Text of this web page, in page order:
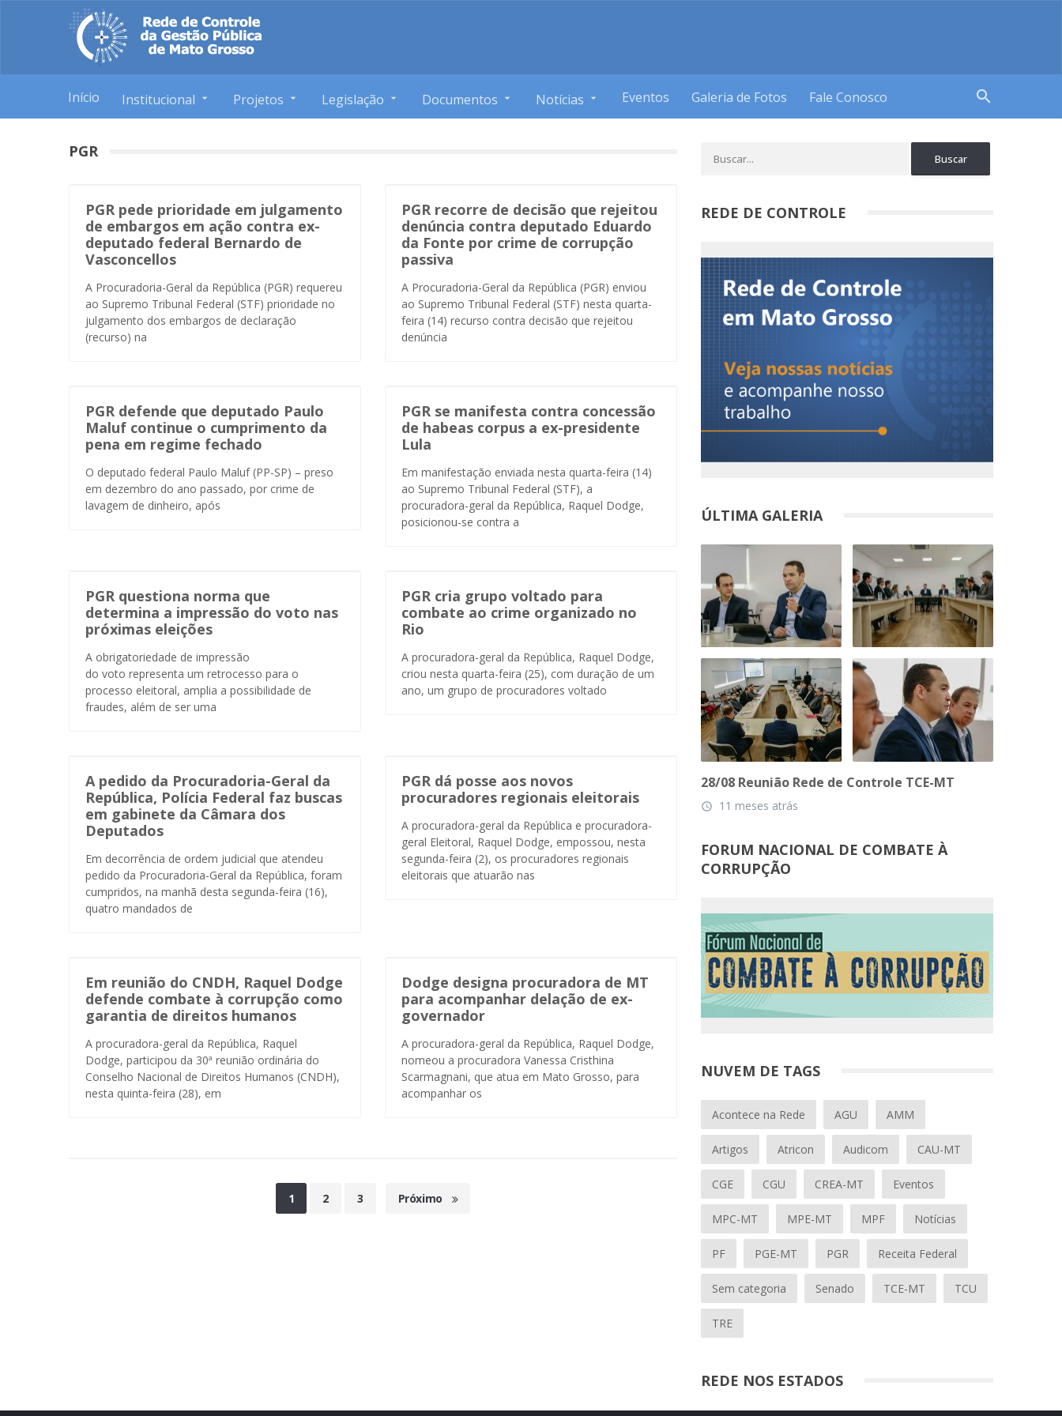
Início Institucional Projetos Legislação Documentos Notícias Eventos Galeria de Fotos Fale Conosco search
PGR
PGR pede prioridade em julgamento
de embargos em ação contra ex-
deputado federal Bernardo de
Vasconcellos
A Procuradoria-Geral da República (PGR) requereu
ao Supremo Tribunal Federal (STF) prioridade no
julgamento dos embargos de declaração
(recurso) na
PGR recorre de decisão que rejeitou
denúncia contra deputado Eduardo
da Fonte por crime de corrupção
passiva
A Procuradoria-Geral da República (PGR) enviou
ao Supremo Tribunal Federal (STF) nesta quarta-
feira (14) recurso contra decisão que rejeitou
denúncia
PGR defende que deputado Paulo
Maluf continue o cumprimento da
pena em regime fechado
O deputado federal Paulo Maluf (PP-SP) – preso
em dezembro do ano passado, por crime de
lavagem de dinheiro, após
PGR se manifesta contra concessão
de habeas corpus a ex-presidente
Lula
Em manifestação enviada nesta quarta-feira (14)
ao Supremo Tribunal Federal (STF), a
procuradora-geral da República, Raquel Dodge,
posicionou-se contra a
PGR questiona norma que
determina a impressão do voto nas
próximas eleições
A obrigatoriedade de impressão
do voto representa um retrocesso para o
processo eleitoral, amplia a possibilidade de
fraudes, além de ser uma
PGR cria grupo voltado para
combate ao crime organizado no
Rio
A procuradora-geral da República, Raquel Dodge,
criou nesta quarta-feira (25), com duração de um
ano, um grupo de procuradores voltado
A pedido da Procuradoria-Geral da
República, Polícia Federal faz buscas
em gabinete da Câmara dos
Deputados
Em decorrência de ordem judicial que atendeu
pedido da Procuradoria-Geral da República, foram
cumpridos, na manhã desta segunda-feira (16),
quatro mandados de
PGR dá posse aos novos
procuradores regionais eleitorais
A procuradora-geral da República e procuradora-
geral Eleitoral, Raquel Dodge, empossou, nesta
segunda-feira (2), os procuradores regionais
eleitorais que atuarão nas
Em reunião do CNDH, Raquel Dodge
defende combate à corrupção como
garantia de direitos humanos
A procuradora-geral da República, Raquel
Dodge, participou da 30ª reunião ordinária do
Conselho Nacional de Direitos Humanos (CNDH),
nesta quinta-feira (28), em
Dodge designa procuradora de MT
para acompanhar delação de ex-
governador
A procuradora-geral da República, Raquel Dodge,
nomeou a procuradora Vanessa Cristhina
Scarmagnani, que atua em Mato Grosso, para
acompanhar os
1 2 3 Próximo
REDE DE CONTROLE
ÚLTIMA GALERIA
28/08 Reunião Rede de Controle TCE-MT
access_time 11 meses atrás
FORUM NACIONAL DE COMBATE À
CORRUPÇÃO
NUVEM DE TAGS
Acontece na Rede AGU AMM
Artigos Atricon Audicom CAU-MT
CGE CGU CREA-MT Eventos
MPC-MT MPE-MT MPF Notícias
PF PGE-MT PGR Receita Federal
Sem categoria Senado TCE-MT TCU
TRE
REDE NOS ESTADOS